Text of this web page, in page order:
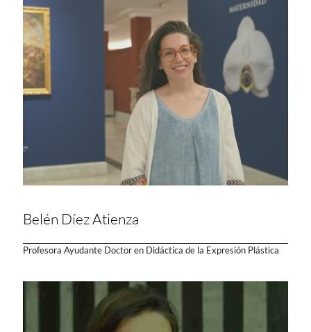
Belén Díez Atienza
Profesora Ayudante Doctor en Didáctica de la Expresión Plástica